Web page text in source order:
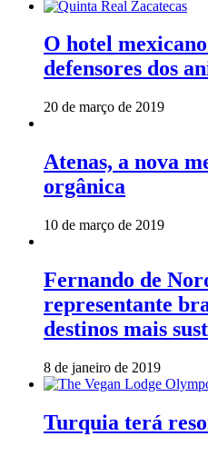
O hotel
defensores dos
20 de março de 2019
Atenas, a nova
orgânica
10 de março de 2019
Fernando de
representante
destinos mais
8 de janeiro de 2019
Turquia terá